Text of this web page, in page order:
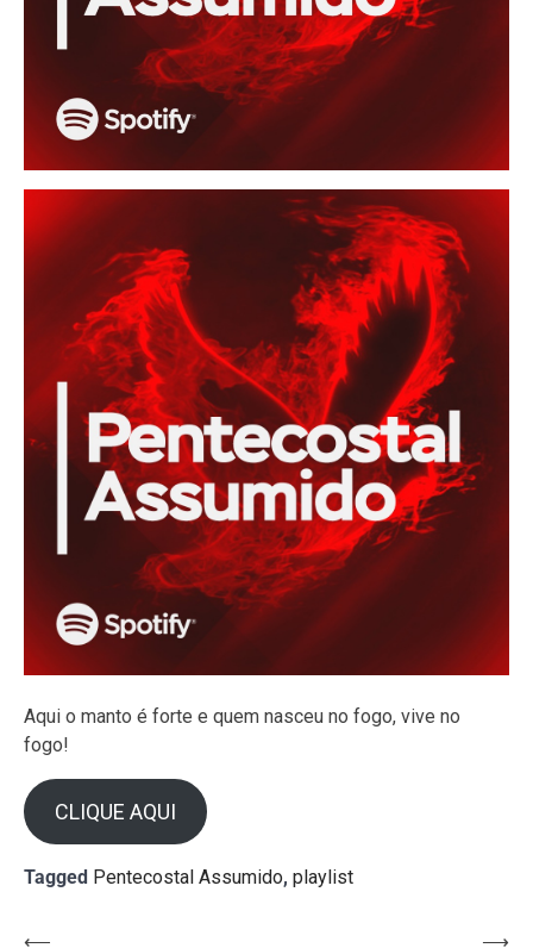
Aqui o manto é forte e quem nasceu no fogo, vive no
fogo!
CLIQUE AQUI
Tagged Pentecostal Assumido, playlist
⟵
⟶